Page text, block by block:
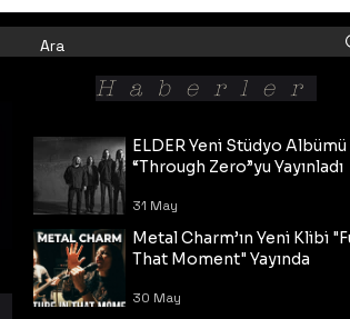
ELDER Yeni Stüdyo Albümü
“Through Zero”yu Yayınladı
31 May
Metal Charm’ın Yeni Klibi
That Moment" Yayında
30 May
Haberler